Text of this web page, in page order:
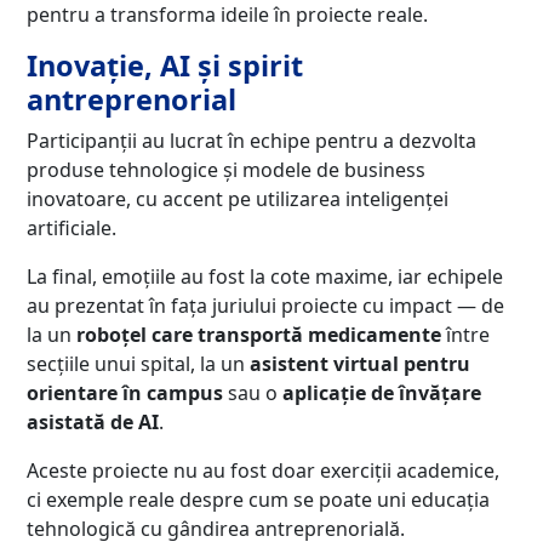
pentru a transforma ideile în proiecte reale.
Inovație, AI și spirit
antreprenorial
Participanții au lucrat în echipe pentru a dezvolta
produse tehnologice și modele de business
inovatoare, cu accent pe utilizarea inteligenței
artificiale.
La final, emoțiile au fost la cote maxime, iar echipele
au prezentat în fața juriului proiecte cu impact — de
la un roboțel care transportă medicamenteîntre
secțiile unui spital, la un asistent virtual pentru
orientare în campussau o aplicație de învățare
asistată de AI.
Aceste proiecte nu au fost doar exerciții academice,
ci exemple reale despre cum se poate uni educația
tehnologică cu gândirea antreprenorială.